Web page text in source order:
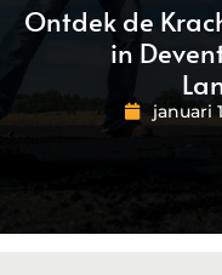
Ontdek de
in
januari